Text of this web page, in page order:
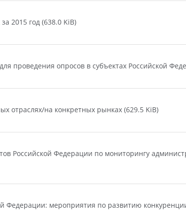
2015 год (638.0 KiB)
проведения опросов в субъектах Российской
отраслях/на конкретных рынках (629.5 KiB)
Российской Федерации по мониторингу
Федерации: мероприятия по развитию